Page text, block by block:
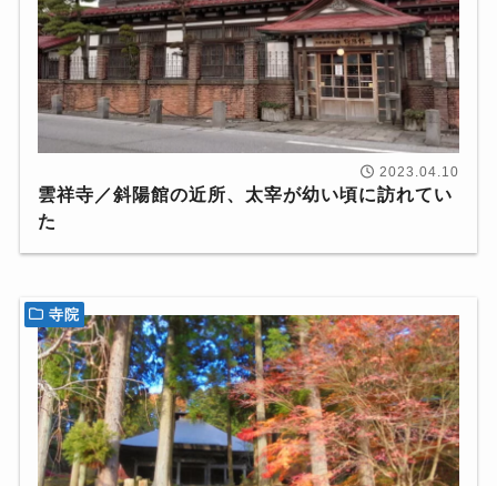
2023.04.10
雲祥寺／斜陽館の近所、太宰が幼い頃に訪れてい
た
寺院